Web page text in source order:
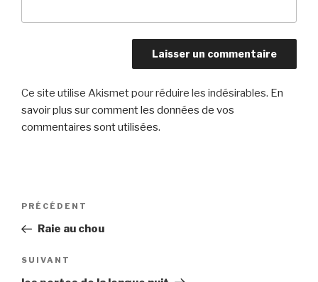
Ce site utilise Akismet pour réduire les indésirables. En
savoir plus sur comment les données de vos
commentaires sont utilisées.
Navigation
l’article
Article
précédent
PRÉCÉDENT
Raie au chou
Article
suivant
SUIVANT